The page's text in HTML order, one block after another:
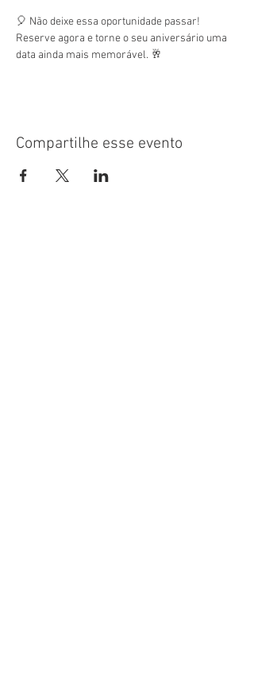
🎈 Não deixe essa oportunidade passar!
Reserve agora e torne o seu aniversário uma
data ainda mais memorável. 🥂
Compartilhe esse evento